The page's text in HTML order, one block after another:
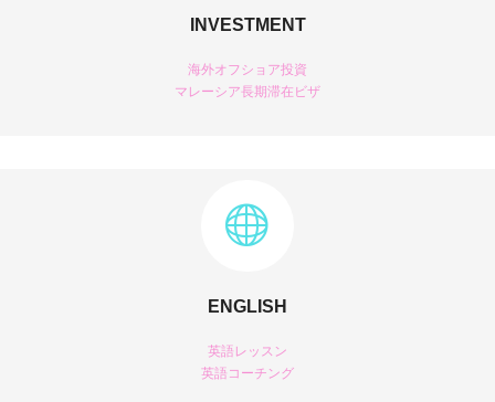
INVESTMENT
海外オフショア投資
マレーシア長期滞在ビザ
ENGLISH
英語レッスン
英語コーチング